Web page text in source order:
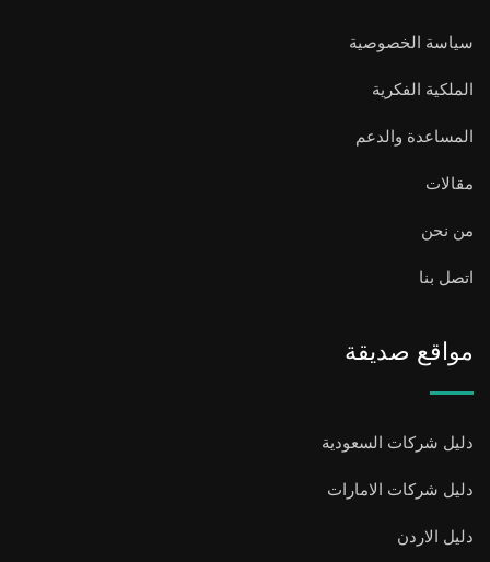
سياسة الخصوصية
الملكية الفكرية
المساعدة والدعم
مقالات
من نحن
اتصل بنا
مواقع صديقة
دليل شركات السعودية
دليل شركات الامارات
دليل الاردن